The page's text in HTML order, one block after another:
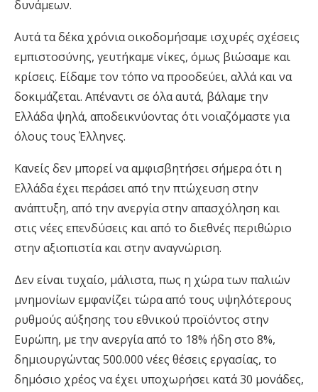
δυνάμεων.
Αυτά τα δέκα χρόνια οικοδομήσαμε ισχυρές σχέσεις
εμπιστοσύνης, γευτήκαμε νίκες, όμως βιώσαμε και
κρίσεις. Είδαμε τον τόπο να προοδεύει, αλλά και να
δοκιμάζεται. Απέναντι σε όλα αυτά, βάλαμε την
Ελλάδα ψηλά, αποδεικνύοντας ότι νοιαζόμαστε για
όλους τους Έλληνες.
Κανείς δεν μπορεί να αμφισβητήσει σήμερα ότι η
Ελλάδα έχει περάσει από την πτώχευση στην
ανάπτυξη, από την ανεργία στην απασχόληση και
στις νέες επενδύσεις και από το διεθνές περιθώριο
στην αξιοπιστία και στην αναγνώριση.
Δεν είναι τυχαίο, μάλιστα, πως η χώρα των παλιών
μνημονίων εμφανίζει τώρα από τους υψηλότερους
ρυθμούς αύξησης του εθνικού προϊόντος στην
Ευρώπη, με την ανεργία από το 18% ήδη στο 8%,
δημιουργώντας 500.000 νέες θέσεις εργασίας, το
δημόσιο χρέος να έχει υποχωρήσει κατά 30 μονάδες,